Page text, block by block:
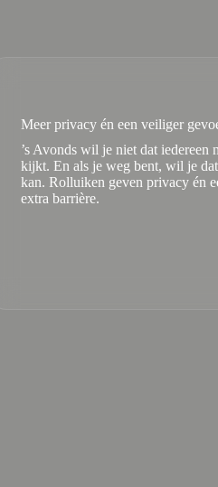
Meer privacy én een veiliger
’s Avonds wil je niet dat iedereen
kijkt. En als je weg bent, wil je
kan. Rolluiken geven privacy én
extra barrière.